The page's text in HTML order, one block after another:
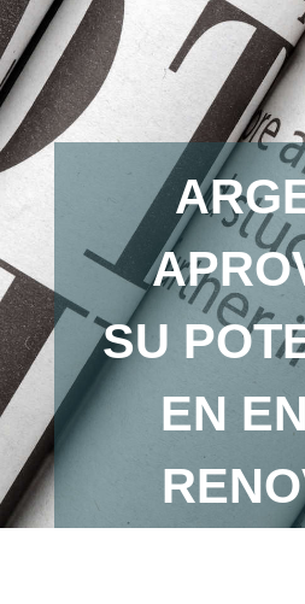
SU
EN